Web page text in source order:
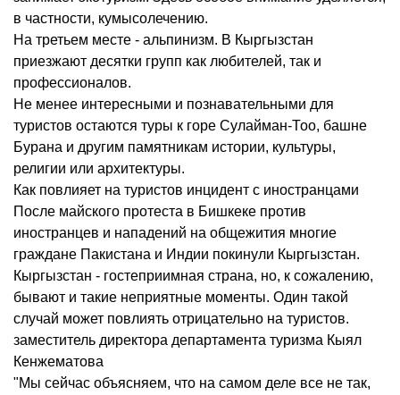
в частности, кумысолечению.
На третьем месте - альпинизм. В Кыргызстан
приезжают десятки групп как любителей, так и
профессионалов.
Не менее интересными и познавательными для
туристов остаются туры к горе Сулайман-Тоо, башне
Бурана и другим памятникам истории, культуры,
религии или архитектуры.
Как повлияет на туристов инцидент с иностранцами
После майского протеста в Бишкеке против
иностранцев и нападений на общежития многие
граждане Пакистана и Индии покинули Кыргызстан.
Кыргызстан - гостеприимная страна, но, к сожалению,
бывают и такие неприятные моменты. Один такой
случай может повлиять отрицательно на туристов.
заместитель директора департамента туризма Кыял
Кенжематова
"Мы сейчас объясняем, что на самом деле все не так,